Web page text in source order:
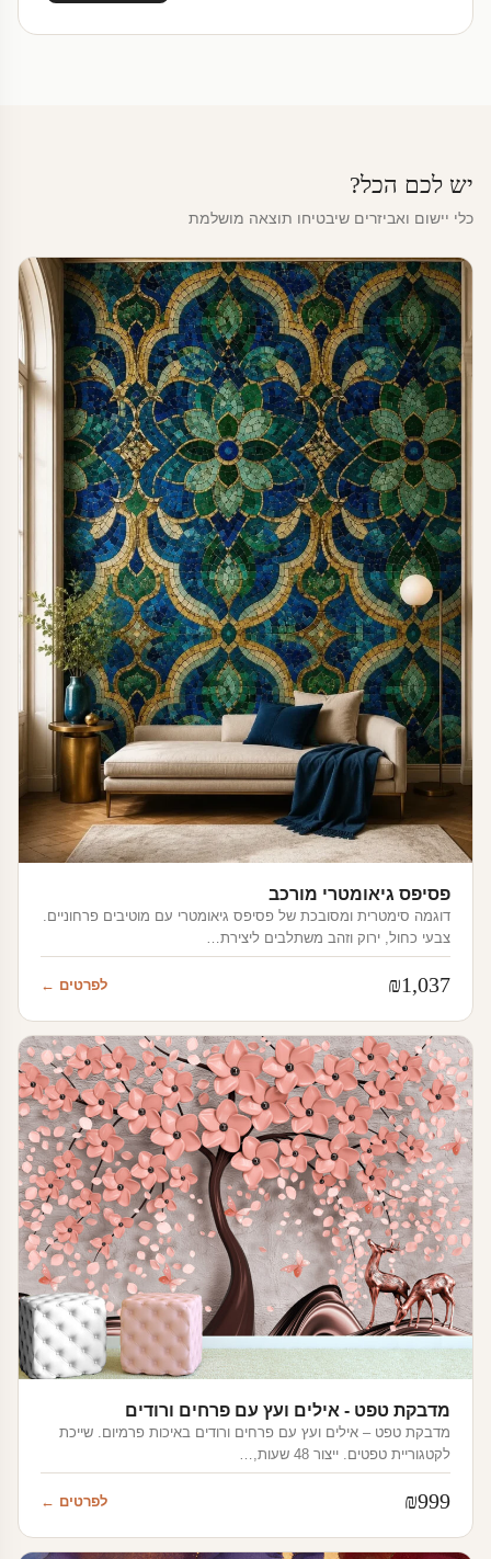
יש לכם הכל?
כלי יישום ואביזרים שיבטיחו תוצאה מושלמת
פסיפס גיאומטרי מורכב
דוגמה סימטרית ומסובכת של פסיפס גיאומטרי עם מוטיבים פרחוניים.
צבעי כחול, ירוק וזהב משתלבים ליצירת…
₪1,037 לפרטים ←
מדבקת טפט - אילים ועץ עם פרחים ורודים
מדבקת טפט – אילים ועץ עם פרחים ורודים באיכות פרמיום. שייכת
לקטגוריית טפטים. ייצור 48 שעות,…
₪999 לפרטים ←